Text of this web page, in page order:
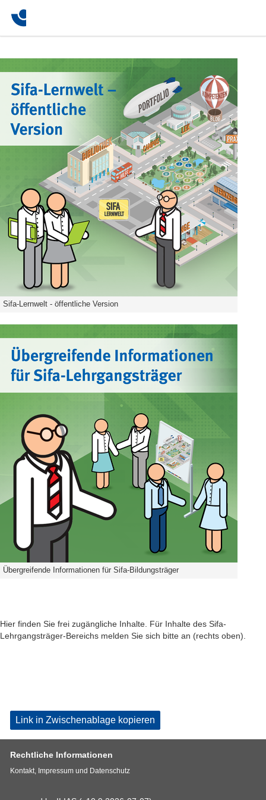
Sifa-Lernwelt - öffentliche Version
Übergreifende Informationen für Sifa-Bildungsträger
Hier finden Sie frei zugängliche Inhalte. Für Inhalte des Sifa-
Lehrgangsträger-Bereichs melden Sie sich bitte an (rechts oben).
Link in Zwischenablage kopieren
Rechtliche Informationen
Kontakt, Impressum und Datenschutz